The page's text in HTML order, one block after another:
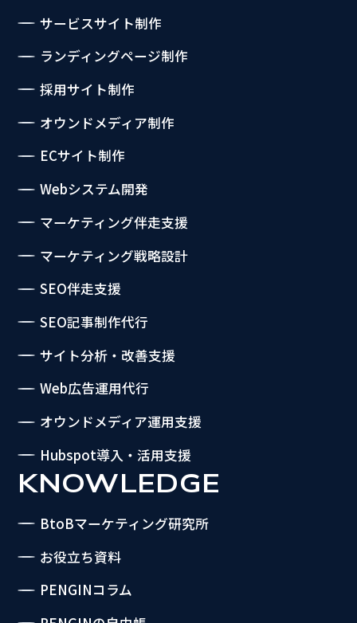
サービスサイト制作
ランディングページ制作
採用サイト制作
オウンドメディア制作
ECサイト制作
Webシステム開発
マーケティング伴走支援
マーケティング戦略設計
SEO伴走支援
SEO記事制作代行
サイト分析・改善支援
Web広告運用代行
オウンドメディア運用支援
Hubspot導入・活用支援
KNOWLEDGE
BtoBマーケティング研究所
お役立ち資料
PENGINコラム